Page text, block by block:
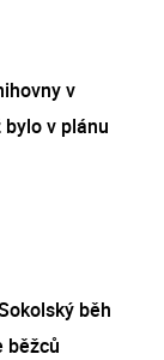
v
v plánu
běh
běžců